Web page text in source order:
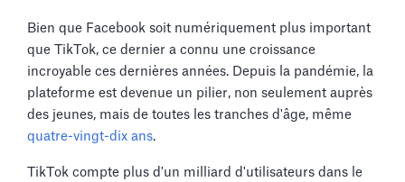
Bien que Facebook soit numériquement plus important
que TikTok, ce dernier a connu une croissance
incroyable ces dernières années. Depuis la pandémie, la
plateforme est devenue un pilier, non seulement auprès
des jeunes, mais de toutes les tranches d'âge, même
quatre-vingt-dix ans.
TikTok compte plus d'un milliard d'utilisateurs dans le